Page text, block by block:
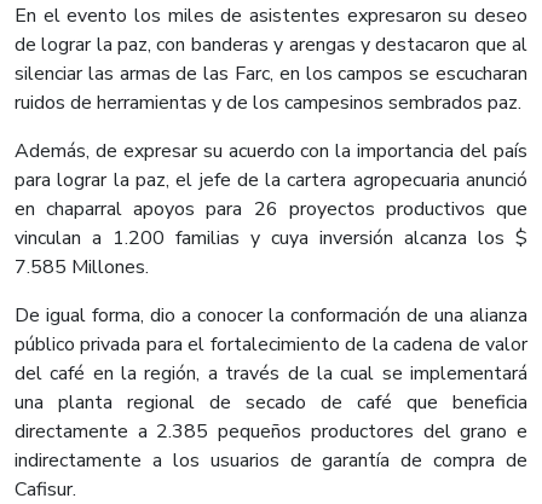
En el evento los miles de asistentes expresaron su deseo
de lograr la paz, con banderas y arengas y destacaron que al
silenciar las armas de las Farc, en los campos se escucharan
ruidos de herramientas y de los campesinos sembrados paz.
Además, de expresar su acuerdo con la importancia del país
para lograr la paz, el jefe de la cartera agropecuaria anunció
en chaparral apoyos para 26 proyectos productivos que
vinculan a 1.200 familias y cuya inversión alcanza los $
7.585 Millones.
De igual forma, dio a conocer la conformación de una alianza
público privada para el fortalecimiento de la cadena de valor
del café en la región, a través de la cual se implementará
una planta regional de secado de café que beneficia
directamente a 2.385 pequeños productores del grano e
indirectamente a los usuarios de garantía de compra de
Cafisur.